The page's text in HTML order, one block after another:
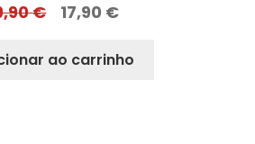
€ 17,90 €
ao carrinho